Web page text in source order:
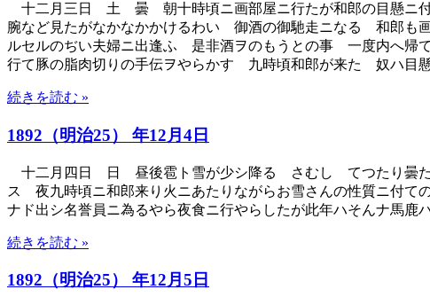
十二月三日 土 曇 朝十時頃ニ画部屋ニ行たが和郎の目懸ニ付
腕など見たがなかなかかけるわい 御酒の御馳走ニなる 和郎も
ルセルのぢい夫婦ニ出逢ふ 是非酒ヲのもうとの事 一度内へ帰
行て豚の脂肉切りの手伝ヲやらかす 九時頃和郎が来た 奴ハ目
続きを読む »
1892（明治25） 年12月4日
十二月四日 日 昼後雹ト雪が少シ降る さむし てつたり曇た
ス 夜九時頃ニ和郎来り火ニあたりながらお雪さんの性質ニ付
ナド出シ名誉員ニ為るやら夜食ニ行やらしたが此年ハそんナ馬
続きを読む »
1892（明治25） 年12月5日